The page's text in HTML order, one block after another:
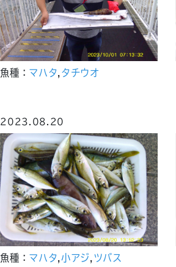
魚種： マハタ, タチウオ
2023.08.20
魚種： マハタ,小アジ, ツバス